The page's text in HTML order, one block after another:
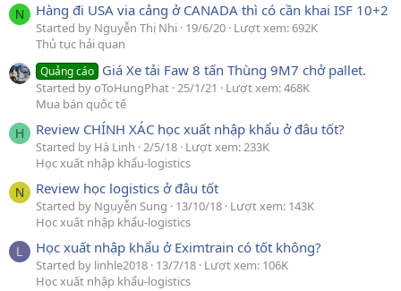
N Hàng đi USA via cảng ở CANADA thì có cần khai ISF 10+2
Started by Nguyễn Thị Nhi 19/6/20 Lượt xem: 692K
Thủ tục hải quan
Quảng cáo Giá Xe tải Faw 8 tấn Thùng 9M7 chở pallet.
Started by oToHungPhat 25/1/21
Lượt xem: 468K
Mua bán quốc tế
H Review CHÍNH XÁC học xuất nhập khẩu ở đâu tốt?
Started by Hà Linh 2/5/18 Lượt xem: 233K
Học xuất nhập khẩu-logistics
N Review học logistics ở đâu tốt
Started by Nguyễn Sung 13/10/18 Lượt xem: 143K
Học xuất nhập khẩu-logistics
L Học xuất nhập khẩu ở Eximtrain có tốt không?
Started by linhle2018 13/7/18 Lượt xem: 106K
Học xuất nhập khẩu-logistics